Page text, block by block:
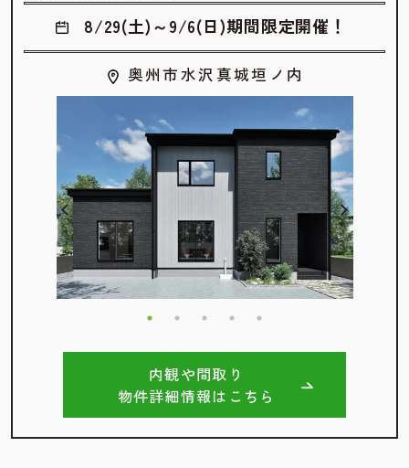
8/29(土)～9/6(日)期間限定開催！
奥州市水沢真城垣ノ内
内観や間取り
物件詳細情報はこちら